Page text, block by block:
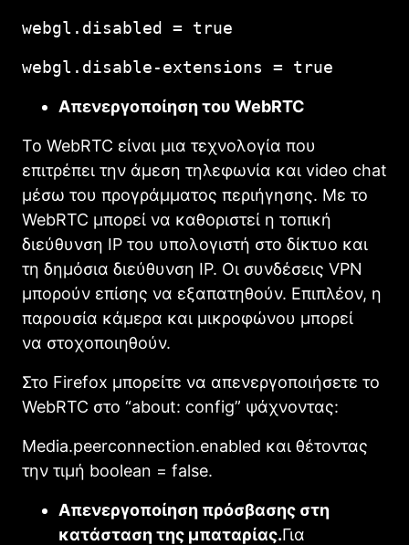
webgl.disabled = true
webgl.disable-extensions = true
Απενεργοποίηση του WebRTC
Το WebRTC είναι μια τεχνολογία που
επιτρέπει την άμεση τηλεφωνία και video chat
μέσω του προγράμματος περιήγησης. Με το
WebRTC μπορεί να καθοριστεί η τοπική
διεύθυνση IP του υπολογιστή στο δίκτυο και
τη δημόσια διεύθυνση IP. Οι συνδέσεις VPN
μπορούν επίσης να εξαπατηθούν. Επιπλέον, η
παρουσία κάμερα και μικροφώνου μπορεί
να στοχοποιηθούν.
Στο Firefox μπορείτε να απενεργοποιήσετε το
WebRTC στο “about: config” ψάχνοντας:
Media.peerconnection.enabled και θέτοντας
την τιμή boolean = false.
Απενεργοποίηση πρόσβασης στη
κατάσταση της μπαταρίας.Για